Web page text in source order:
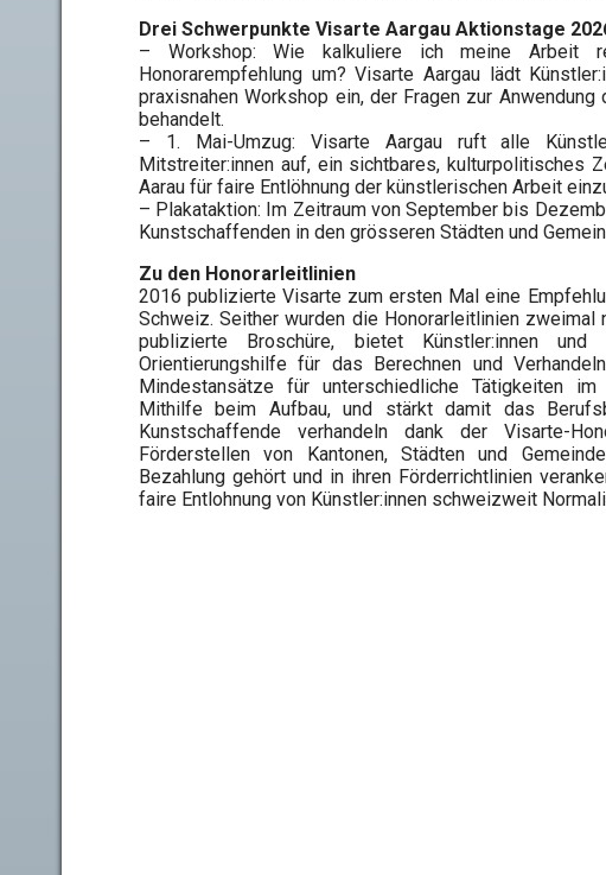
Drei Schwerpunkte Visarte Aargau Aktionstage
– Workshop: Wie kalkuliere ich meine
Honorarempfehlung um? Visarte Aargau lädt
praxisnahen Workshop ein, der Fragen zur
behandelt.
– 1. Mai-Umzug: Visarte Aargau ruft alle
Mitstreiter:innen auf, ein sichtbares, kulturpolitisches
Aarau für faire Entlöhnung der künstlerischen Arbeit
– Plakataktion: Im Zeitraum von September bis
Kunstschaffenden in den grösseren Städten und
Zu den Honorarleitlinien
2016 publizierte Visarte zum ersten Mal eine
Schweiz. Seither wurden die Honorarleitlinien
publizierte Broschüre, bietet Künstler:innen und
Orientierungshilfe für das Berechnen und
Mindestansätze für unterschiedliche Tätigkeiten
Mithilfe beim Aufbau, und stärkt damit das
Kunstschaffende verhandeln dank der Visarte-
Förderstellen von Kantonen, Städten und
Bezahlung gehört und in ihren Förderrichtlinien
faire Entlohnung von Künstler:innen schweizweit